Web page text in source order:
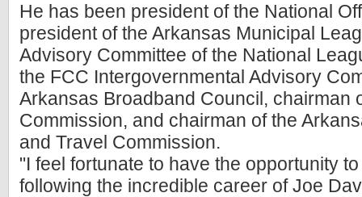
He has been president of the National
president of the Arkansas Municipal
Advisory Committee of the National
the FCC Intergovernmental Advisory
Arkansas Broadband Council, chairman
Commission, and chairman of the
and Travel Commission.
"I feel fortunate to have the opportunity
following the incredible career of Joe